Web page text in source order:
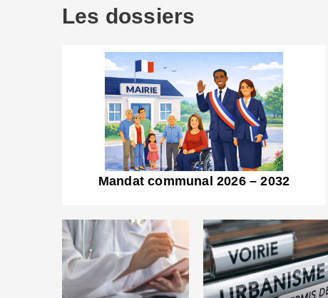
Les dossiers
Mandat communal 2026 – 2032